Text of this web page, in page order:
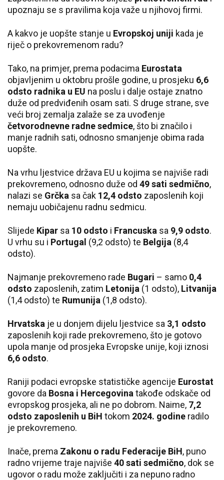
upoznaju se s pravilima koja važe u njihovoj firmi.
A kakvo je uopšte stanje u Evropskoj uniji kada je
riječ o prekovremenom radu?
Tako, na primjer, prema podacima Eurostata
objavljenim u oktobru prošle godine, u prosjeku 6,6
odsto radnika u EU na poslu i dalje ostaje znatno
duže od predviđenih osam sati. S druge strane, sve
veći broj zemalja zalaže se za uvođenje
četvorodnevne radne sedmice, što bi značilo i
manje radnih sati, odnosno smanjenje obima rada
uopšte.
Na vrhu ljestvice država EU u kojima se najviše radi
prekovremeno, odnosno duže od 49 sati sedmično,
nalazi se Grčka sa čak 12,4 odsto zaposlenih koji
nemaju uobičajenu radnu sedmicu.
Slijede Kipar sa 10 odsto i Francuska sa 9,9 odsto.
U vrhu su i Portugal (9,2 odsto) te Belgija (8,4
odsto).
Najmanje prekovremeno rade Bugari – samo 0,4
odsto zaposlenih, zatim Letonija (1 odsto), Litvanija
(1,4 odsto) te Rumunija (1,8 odsto).
Hrvatska je u donjem dijelu ljestvice sa 3,1 odsto
zaposlenih koji rade prekovremeno, što je gotovo
upola manje od prosjeka Evropske unije, koji iznosi
6,6 odsto.
Raniji podaci evropske statističke agencije Eurostat
govore da Bosna i Hercegovina takođe odskače od
evropskog prosjeka, ali ne po dobrom. Naime, 7,2
odsto zaposlenih u BiH tokom 2024. godine radilo
je prekovremeno.
Inače, prema Zakonu o radu Federacije BiH, puno
radno vrijeme traje najviše 40 sati sedmično, dok se
ugovor o radu može zaključiti i za nepuno radno